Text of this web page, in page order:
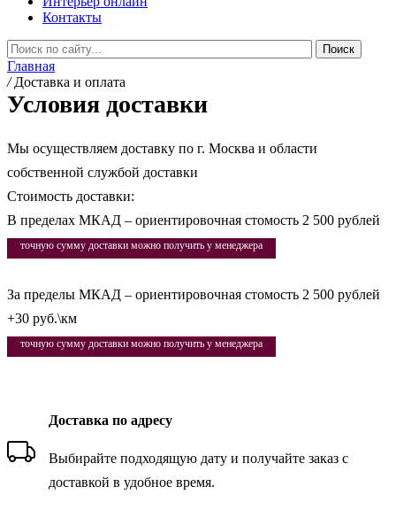
Контакты
Главная
/ Доставка и оплата
Условия доставки
Мы осуществляем доставку по г. Москва и области
собственной службой доставки
Стоимость доставки:
В пределах МКАД – ориентировочная стомость 2 500 рублей
точную сумму доставки можно получить у менеджера
За пределы МКАД – ориентировочная стомость 2 500 рублей
+30 руб.\км
точную сумму доставки можно получить у менеджера
Доставка по адресу
Выбирайте подходящую дату и получайте заказ с
доставкой в удобное время.